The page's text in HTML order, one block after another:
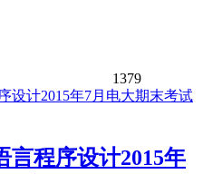
1379
言程序设计2015年